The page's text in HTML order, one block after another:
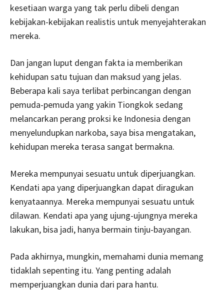
kesetiaan warga yang tak perlu dibeli dengan
kebijakan-kebijakan realistis untuk menyejahterakan
mereka.
Dan jangan luput dengan fakta ia memberikan
kehidupan satu tujuan dan maksud yang jelas.
Beberapa kali saya terlibat perbincangan dengan
pemuda-pemuda yang yakin Tiongkok sedang
melancarkan perang proksi ke Indonesia dengan
menyelundupkan narkoba, saya bisa mengatakan,
kehidupan mereka terasa sangat bermakna.
Mereka mempunyai sesuatu untuk diperjuangkan.
Kendati apa yang diperjuangkan dapat diragukan
kenyataannya. Mereka mempunyai sesuatu untuk
dilawan. Kendati apa yang ujung-ujungnya mereka
lakukan, bisa jadi, hanya bermain tinju-bayangan.
Pada akhirnya, mungkin, memahami dunia memang
tidaklah sepenting itu. Yang penting adalah
memperjuangkan dunia dari para hantu.